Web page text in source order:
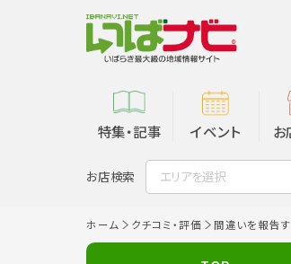
特集・記事 イベント
お店検索 エリアを選択
ホーム クチコミ・評価 間違いを報告す